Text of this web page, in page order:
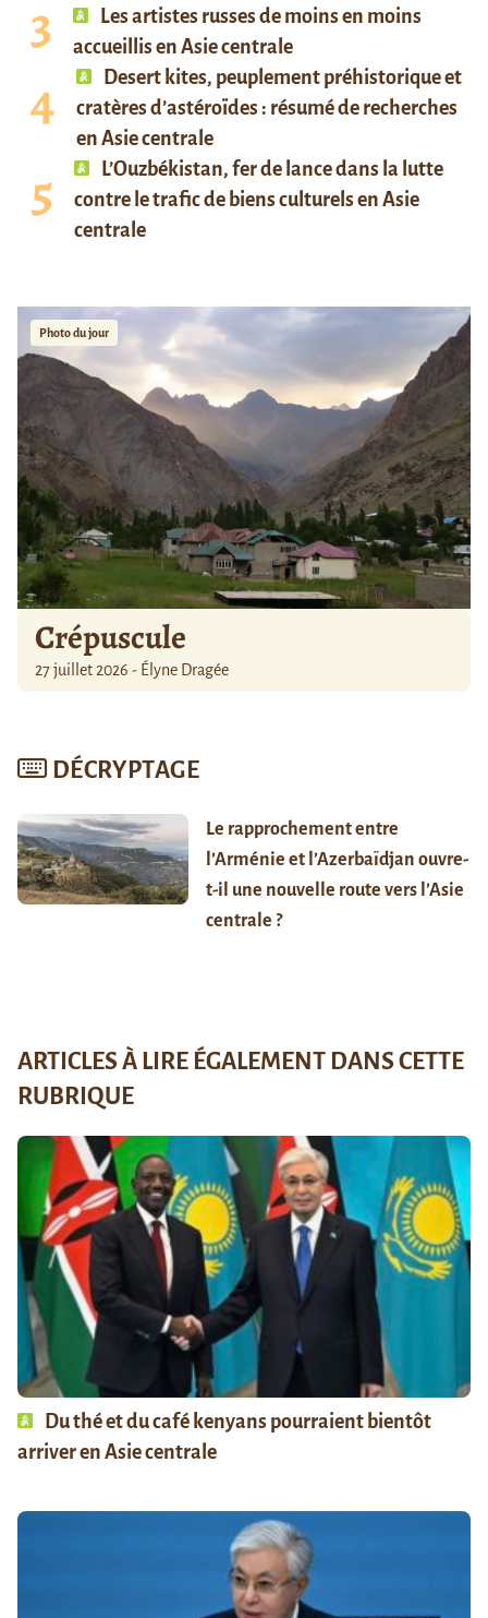
Les artistes russes de moins en moins
accueillis en Asie centrale
Desert kites, peuplement préhistorique et
cratères d’astéroïdes : résumé de recherches
en Asie centrale
L’Ouzbékistan, fer de lance dans la lutte
contre le trafic de biens culturels en Asie
centrale
Photo du jour
Crépuscule
27 juillet 2026 - Élyne Dragée
DÉCRYPTAGE
Le rapprochement entre
l’Arménie et l’Azerbaïdjan ouvre-
t-il une nouvelle route vers l’Asie
centrale ?
ARTICLES À LIRE ÉGALEMENT DANS CETTE
RUBRIQUE
Du thé et du café kenyans pourraient bientôt
arriver en Asie centrale